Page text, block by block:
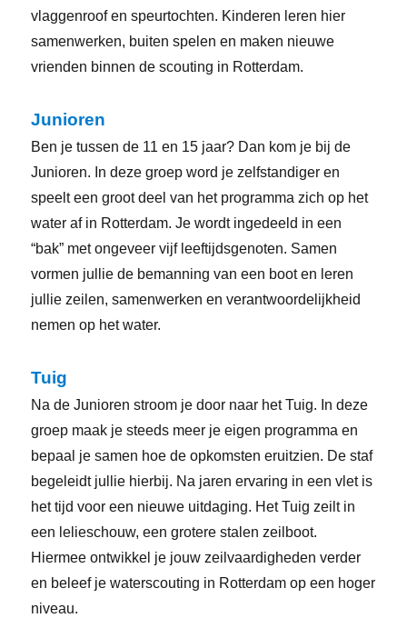
vlaggenroof en speurtochten. Kinderen leren hier
samenwerken, buiten spelen en maken nieuwe
vrienden binnen de scouting in Rotterdam.
Junioren
Ben je tussen de 11 en 15 jaar? Dan kom je bij de
Junioren. In deze groep word je zelfstandiger en
speelt een groot deel van het programma zich op het
water af in Rotterdam. Je wordt ingedeeld in een
“bak” met ongeveer vijf leeftijdsgenoten. Samen
vormen jullie de bemanning van een boot en leren
jullie zeilen, samenwerken en verantwoordelijkheid
nemen op het water.
Tuig
Na de Junioren stroom je door naar het Tuig. In deze
groep maak je steeds meer je eigen programma en
bepaal je samen hoe de opkomsten eruitzien. De staf
begeleidt jullie hierbij. Na jaren ervaring in een vlet is
het tijd voor een nieuwe uitdaging. Het Tuig zeilt in
een lelieschouw, een grotere stalen zeilboot.
Hiermee ontwikkel je jouw zeilvaardigheden verder
en beleef je waterscouting in Rotterdam op een hoger
niveau.